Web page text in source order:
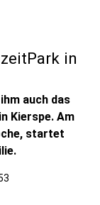
in
auch das
Kierspe. Am
startet